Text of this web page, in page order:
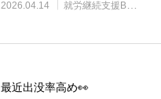
2026.04.14 就労継続支援B型・ニコサービス
最近出没率高め👀